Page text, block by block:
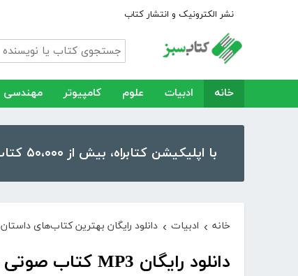
نشر الکترونیک و انتشار کتاب
خانه ادبیات علوم کامپیوتر مهندسی
با اپلیکیشن کتابراه، بیش از ۵۰،۰۰۰ کتاب، کتاب صوتی و رمان را در موبایل و تبلت خود داشته باشید!
خانه › ادبیات › دانلود رایگان بهترین کتاب‌های داستان
دانلود رایگان MP3 کتاب صوتی غزلی روی عرشه